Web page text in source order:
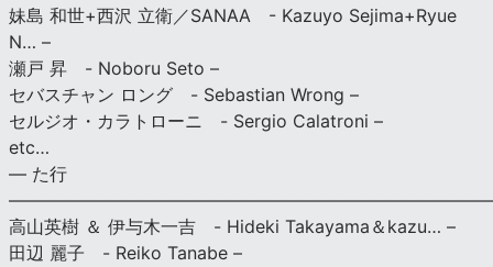
妹島 和世+西沢 立衛／SANAA - Kazuyo Sejima+Ryue
N… –
瀬戸 昇 - Noboru Seto –
セバスチャン ロング - Sebastian Wrong –
セルジオ・カラトローニ - Sergio Calatroni –
etc…
— た行
高山英樹 ＆ 伊与木一吉 - Hideki Takayama＆kazu… –
田辺 麗子 - Reiko Tanabe –